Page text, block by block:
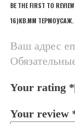
BE THE FIRST TO
16)КВ.ММ ТЕРМОУСАЖ.
Ваш адрес
Your rating *
Your review